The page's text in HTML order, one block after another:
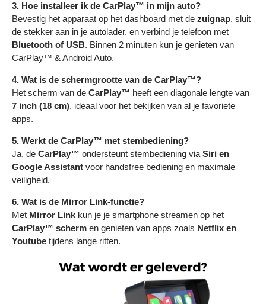
3. Hoe installeer ik de CarPlay™ in mijn auto?
Bevestig het apparaat op het dashboard met de zuignap, sluit
de stekker aan in je autolader, en verbind je telefoon met
Bluetooth of USB. Binnen 2 minuten kun je genieten van
CarPlay™ & Android Auto.
4. Wat is de schermgrootte van de CarPlay™?
Het scherm van de CarPlay™ heeft een diagonale lengte van
7 inch (18 cm), ideaal voor het bekijken van al je favoriete
apps.
5. Werkt de CarPlay™ met stembediening?
Ja, de CarPlay™ ondersteunt stembediening via Siri en
Google Assistant voor handsfree bediening en maximale
veiligheid.
6. Wat is de Mirror Link-functie?
Met Mirror Link kun je je smartphone streamen op het
CarPlay™ scherm en genieten van apps zoals Netflix en
Youtube tijdens lange ritten.